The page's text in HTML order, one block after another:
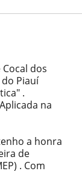
dos
Piauí
️.
na
a honra
de
. Com